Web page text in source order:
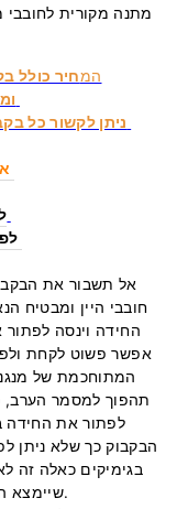
המחיר כולל
אל תשבור את
חובבי היין ומבטיח
החידה וינסה
אפשר פשוט לקחת
המתוחכמת של
תהפוך למסמר הערב,
לפתור את
הבקבוק כך שלא ניתן
בגימיקים כאלה זה
שיימצא הפתרון אפשר לחגוג את האירוע.